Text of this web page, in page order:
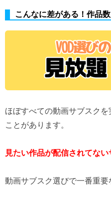
こんなに差がある！作品数
ほぼすべての動画サブスク
ことがあります。
見たい作品が配信されてない
動画サブスク選びで一番重要